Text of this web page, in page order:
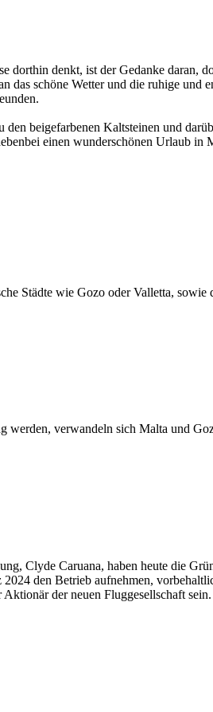
dorthin denkt, ist der Gedanke daran,
das schöne Wetter und die ruhige und
beigefarbenen Kaltsteinen und
einen wunderschönen Urlaub in
Städte wie Gozo oder Valletta,
verwandeln sich Malta und
Clyde Caruana, haben heute die
den Betrieb aufnehmen,
der neuen Fluggesellschaft sein.